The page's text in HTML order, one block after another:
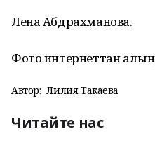
Лена Абдрахманова.
Фото интернеттан
Автор: Лилия Такаева
Читайте нас